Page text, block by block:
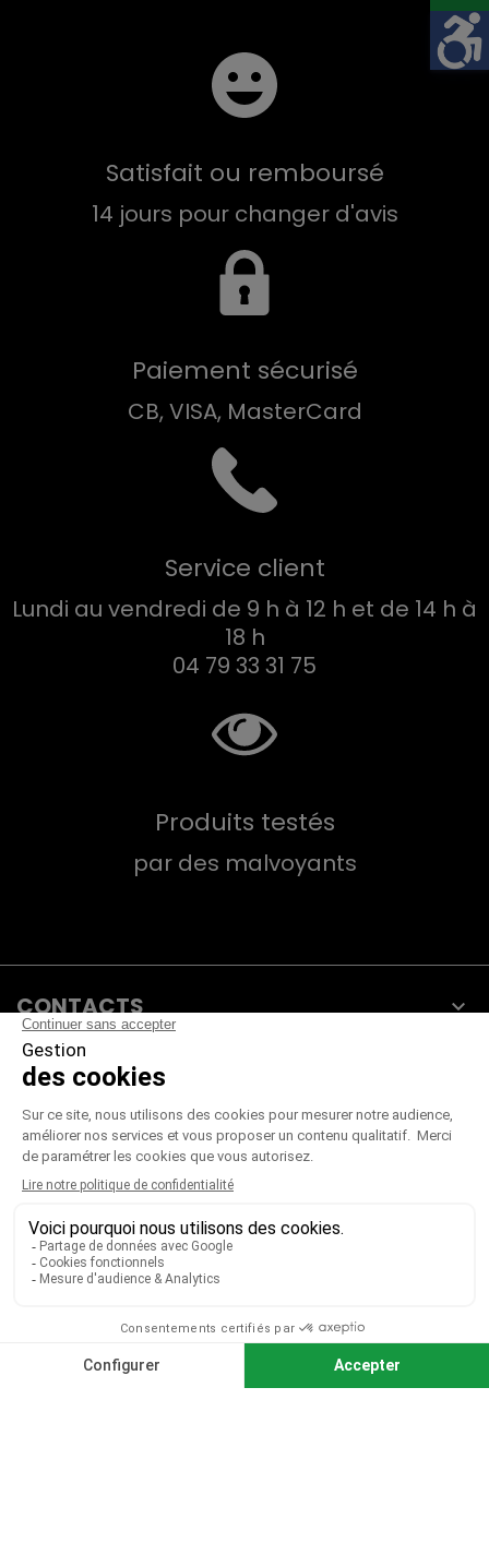
Satisfait ou remboursé
14 jours pour changer d'avis
Paiement sécurisé
CB, VISA, MasterCard
Service client
Lundi au vendredi de 9 h à 12 h et de 14 h à
18 h
04 79 33 31 75
Produits testés
par des malvoyants
CONTACTS 
PRODUITS
NOTRE SOCIÉTÉ
VOTRE COMPTE 
CGV|CGU|Mentions légales
Paiement sécurisé
Télécharger notre catalogue
Télécharger le bon de commande